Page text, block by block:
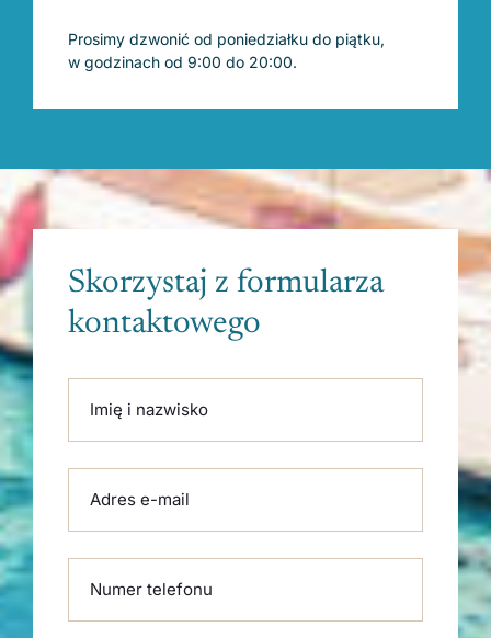
Prosimy dzwonić od poniedziałku do piątku,
w godzinach od 9:00 do 20:00.
Skorzystaj z formularza
kontaktowego
Imię i nazwisko
Adres e-mail
Numer telefonu